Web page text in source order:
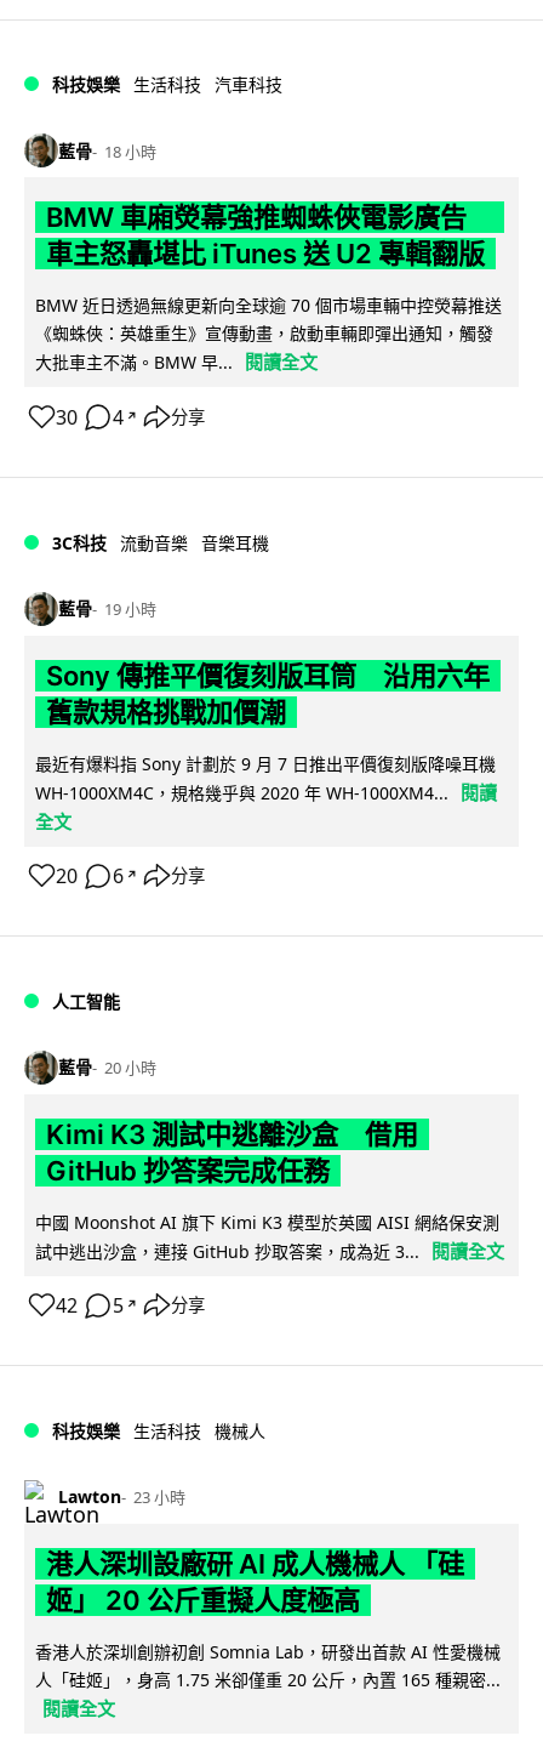
科技娛樂 生活科技 汽車科技
藍骨 18 小時
BMW 車廂熒幕強推蜘蛛俠電影廣告
車主怒轟堪比 iTunes 送 U2 專輯翻版
BMW 近日透過無線更新向全球逾 70 個市場車輛中控熒幕推送
《蜘蛛俠：英雄重生》宣傳動畫，啟動車輛即彈出通知，觸發
大批車主不滿。BMW 早...
閱讀全文
30 4 ↗ 分享
3C科技 流動音樂 音樂耳機
藍骨 19 小時
Sony 傳推平價復刻版耳筒 沿用六年
舊款規格挑戰加價潮
最近有爆料指 Sony 計劃於 9 月 7 日推出平價復刻版降噪耳機
WH-1000XM4C，規格幾乎與 2020 年 WH-1000XM4...
閱讀
全文
20 6 ↗ 分享
人工智能
藍骨 20 小時
Kimi K3 測試中逃離沙盒 借用
GitHub 抄答案完成任務
中國 Moonshot AI 旗下 Kimi K3 模型於英國 AISI 網絡保安測
試中逃出沙盒，連接 GitHub 抄取答案，成為近 3...
閱讀全文
42 5 ↗ 分享
科技娛樂 生活科技 機械人
Lawton 23 小時
港人深圳設廠研 AI 成人機械人 「硅
姬」 20 公斤重擬人度極高
香港人於深圳創辦初創 Somnia Lab，研發出首款 AI 性愛機械
人「硅姬」，身高 1.75 米卻僅重 20 公斤，內置 165 種親密...
閱讀全文